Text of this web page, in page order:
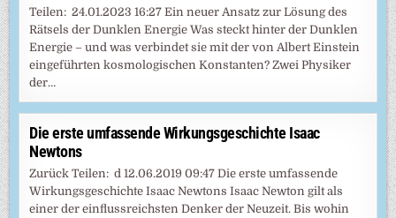
Teilen: 24.01.2023 16:27 Ein neuer Ansatz zur Lösung des
Rätsels der Dunklen Energie Was steckt hinter der Dunklen
Energie – und was verbindet sie mit der von Albert Einstein
eingeführten kosmologischen Konstanten? Zwei Physiker
der…
Die erste umfassende Wirkungsgeschichte Isaac
Newtons
Zurück Teilen: d 12.06.2019 09:47 Die erste umfassende
Wirkungsgeschichte Isaac Newtons Isaac Newton gilt als
einer der einflussreichsten Denker der Neuzeit. Bis wohin